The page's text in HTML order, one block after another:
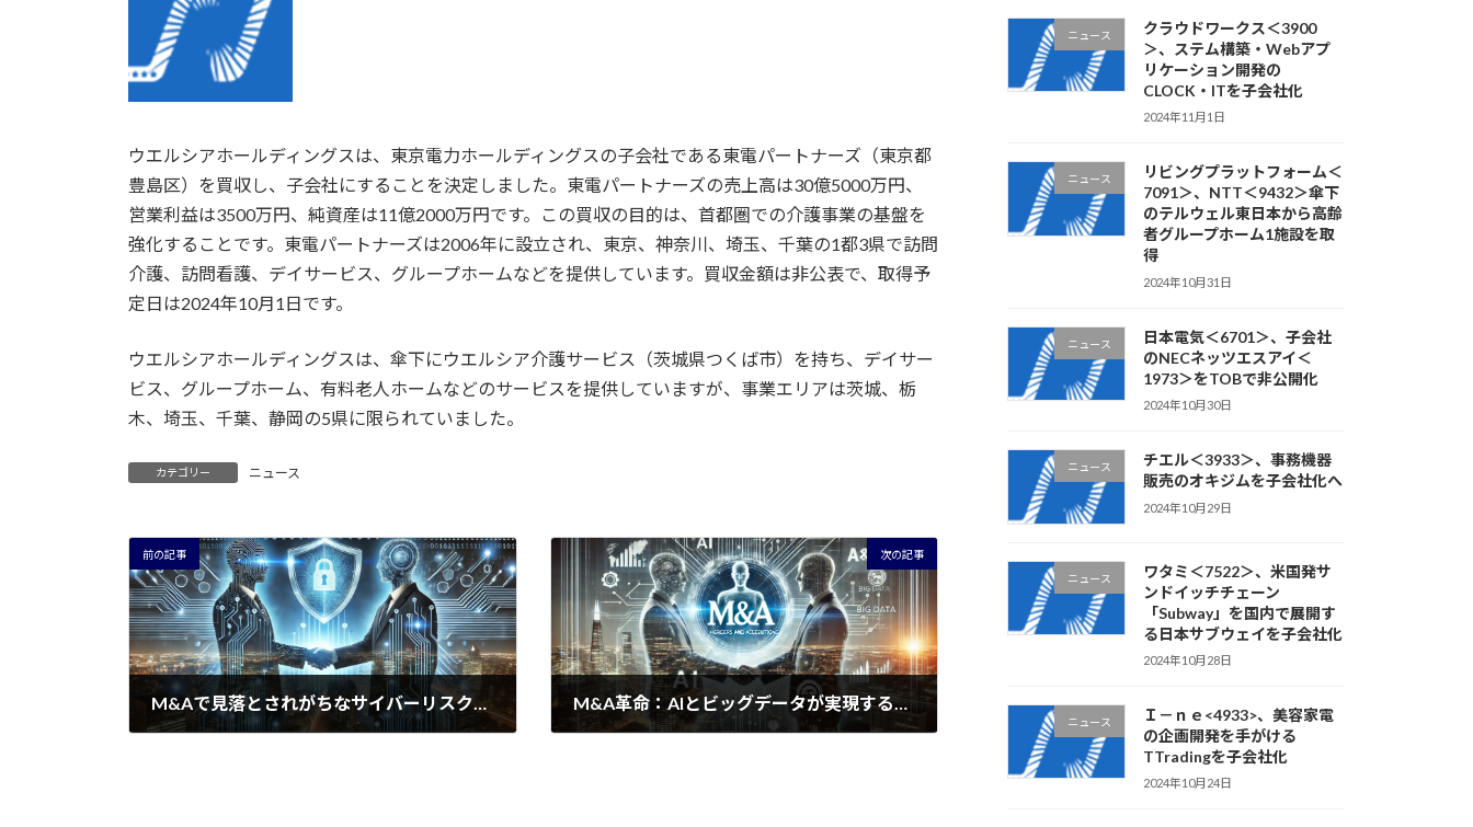
ウエルシアホールディングスは、東京電力ホールディングスの子会社である東電パートナーズ（東京都
豊島区）を買収し、子会社にすることを決定しました。東電パートナーズの売上高は30億5000万円、
営業利益は3500万円、純資産は11億2000万円です。この買収の目的は、首都圏での介護事業の基盤を
強化することです。東電パートナーズは2006年に設立され、東京、神奈川、埼玉、千葉の1都3県で訪問
介護、訪問看護、デイサービス、グループホームなどを提供しています。買収金額は非公表で、取得予
定日は2024年10月1日です。
ウエルシアホールディングスは、傘下にウエルシア介護サービス（茨城県つくば市）を持ち、デイサー
ビス、グループホーム、有料老人ホームなどのサービスを提供していますが、事業エリアは茨城、栃
木、埼玉、千葉、静岡の5県に限られていました。
カテゴリー ニュース
前の記事
M&Aで見落とされがちなサイバーリスク：事前対策で守る企業の未来
次の記事
M&A革命：AIとビッグデータが実現する新たな企業価値評価
ニュース
クラウドワークス＜3900
＞、ステム構築・Webアプ
リケーション開発の
CLOCK・ITを子会社化
2024年11月1日
ニュース
リビングプラットフォーム＜
7091＞、NTT＜9432＞傘下
のテルウェル東日本から高齢
者グループホーム1施設を取
得
2024年10月31日
ニュース
日本電気＜6701＞、子会社
のNECネッツエスアイ＜
1973＞をTOBで非公開化
2024年10月30日
ニュース
チエル＜3933＞、事務機器
販売のオキジムを子会社化へ
2024年10月29日
ニュース
ワタミ＜7522＞、米国発サ
ンドイッチチェーン
「Subway」を国内で展開す
る日本サブウェイを子会社化
2024年10月28日
ニュース
Ｉ－ｎｅ<4933>、美容家電
の企画開発を手がける
TTradingを子会社化
2024年10月24日